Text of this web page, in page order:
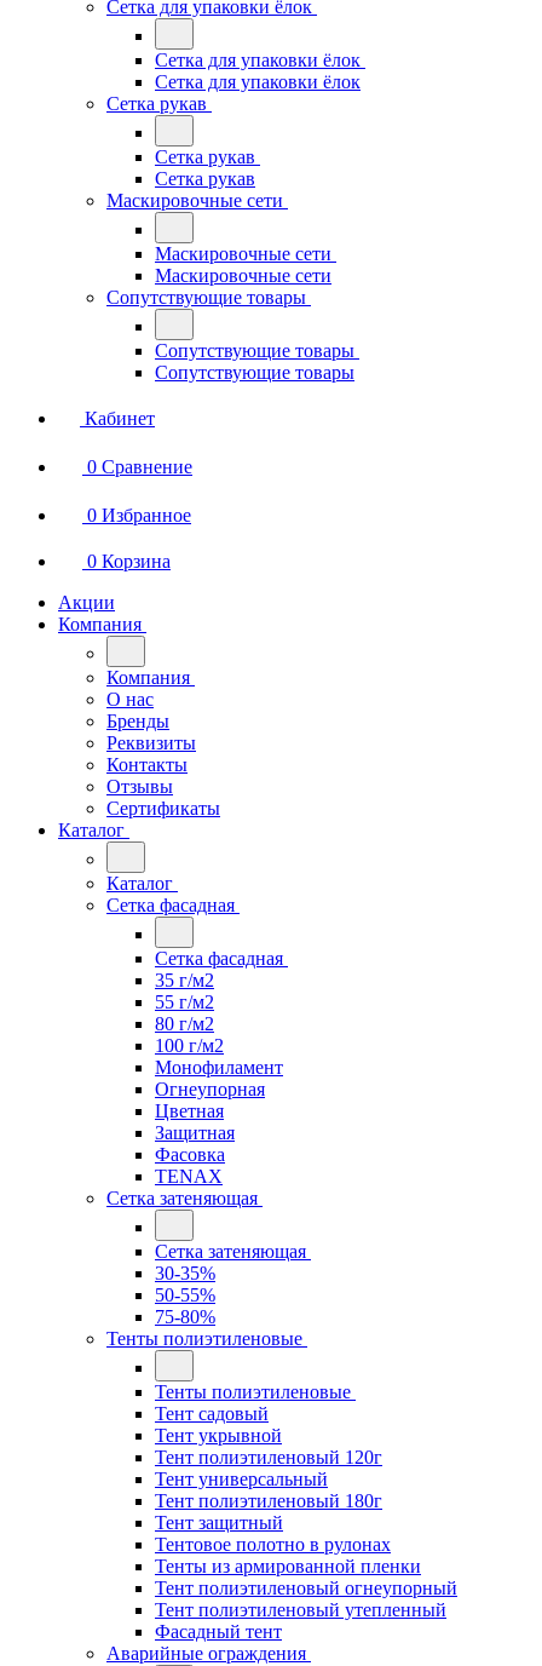
Сетка для упаковки ёлок
Сетка для упаковки ёлок
Сетка для упаковки ёлок
Сетка рукав
Сетка рукав
Сетка рукав
Маскировочные сети
Маскировочные сети
Маскировочные сети
Сопутствующие товары
Сопутствующие товары
Сопутствующие товары
Кабинет
0 Сравнение
0 Избранное
0 Корзина
Акции
Компания
Компания
О нас
Бренды
Реквизиты
Контакты
Отзывы
Сертификаты
Каталог
Каталог
Сетка фасадная
Сетка фасадная
35 г/м2
55 г/м2
80 г/м2
100 г/м2
Монофиламент
Огнеупорная
Цветная
Защитная
Фасовка
TENAX
Сетка затеняющая
Сетка затеняющая
30-35%
50-55%
75-80%
Тенты полиэтиленовые
Тенты полиэтиленовые
Тент садовый
Тент укрывной
Тент полиэтиленовый 120г
Тент универсальный
Тент полиэтиленовый 180г
Тент защитный
Тентовое полотно в рулонах
Тенты из армированной пленки
Тент полиэтиленовый огнеупорный
Тент полиэтиленовый утепленный
Фасадный тент
Аварийные ограждения